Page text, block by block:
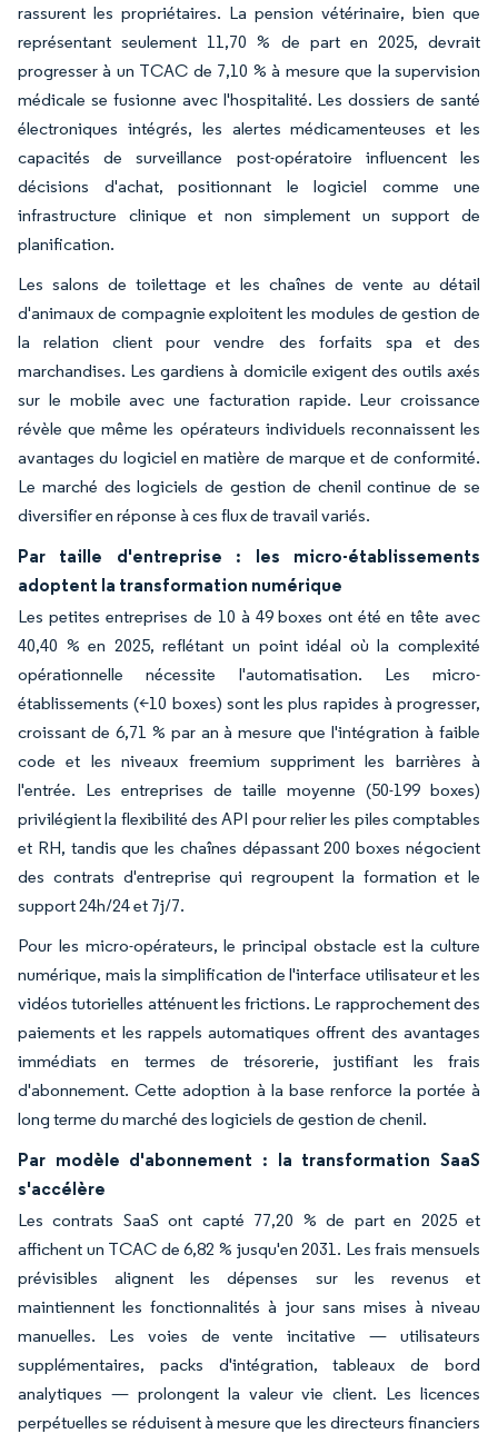
rassurent les propriétaires. La pension vétérinaire, bien que
représentant seulement 11,70 % de part en 2025, devrait
progresser à un TCAC de 7,10 % à mesure que la supervision
médicale se fusionne avec l'hospitalité. Les dossiers de santé
électroniques intégrés, les alertes médicamenteuses et les
capacités de surveillance post-opératoire influencent les
décisions d'achat, positionnant le logiciel comme une
infrastructure clinique et non simplement un support de
planification.
Les salons de toilettage et les chaînes de vente au détail
d'animaux de compagnie exploitent les modules de gestion de
la relation client pour vendre des forfaits spa et des
marchandises. Les gardiens à domicile exigent des outils axés
sur le mobile avec une facturation rapide. Leur croissance
révèle que même les opérateurs individuels reconnaissent les
avantages du logiciel en matière de marque et de conformité.
Le marché des logiciels de gestion de chenil continue de se
diversifier en réponse à ces flux de travail variés.
Par taille d'entreprise : les micro-établissements
adoptent la transformation numérique
Les petites entreprises de 10 à 49 boxes ont été en tête avec
40,40 % en 2025, reflétant un point idéal où la complexité
opérationnelle nécessite l'automatisation. Les micro-
établissements (<10 boxes) sont les plus rapides à progresser,
croissant de 6,71 % par an à mesure que l'intégration à faible
code et les niveaux freemium suppriment les barrières à
l'entrée. Les entreprises de taille moyenne (50-199 boxes)
privilégient la flexibilité des API pour relier les piles comptables
et RH, tandis que les chaînes dépassant 200 boxes négocient
des contrats d'entreprise qui regroupent la formation et le
support 24h/24 et 7j/7.
Pour les micro-opérateurs, le principal obstacle est la culture
numérique, mais la simplification de l'interface utilisateur et les
vidéos tutorielles atténuent les frictions. Le rapprochement des
paiements et les rappels automatiques offrent des avantages
immédiats en termes de trésorerie, justifiant les frais
d'abonnement. Cette adoption à la base renforce la portée à
long terme du marché des logiciels de gestion de chenil.
Par modèle d'abonnement : la transformation SaaS
s'accélère
Les contrats SaaS ont capté 77,20 % de part en 2025 et
affichent un TCAC de 6,82 % jusqu'en 2031. Les frais mensuels
prévisibles alignent les dépenses sur les revenus et
maintiennent les fonctionnalités à jour sans mises à niveau
manuelles. Les voies de vente incitative — utilisateurs
supplémentaires, packs d'intégration, tableaux de bord
analytiques — prolongent la valeur vie client. Les licences
perpétuelles se réduisent à mesure que les directeurs financiers